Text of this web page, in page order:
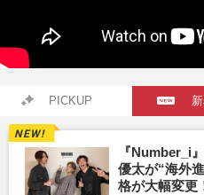
PICKUP
『Number_i
優太が“海外
格が大幅変更